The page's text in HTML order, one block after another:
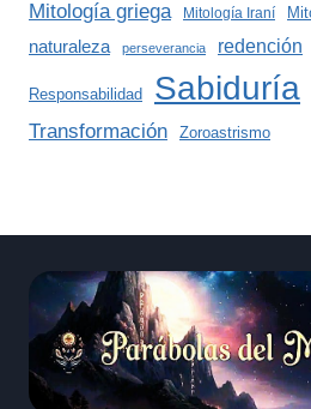
Mitología griega Mitología Iraní
naturaleza perseverancia redención
Responsabilidad Sabiduría
Transformación Zoroastrismo